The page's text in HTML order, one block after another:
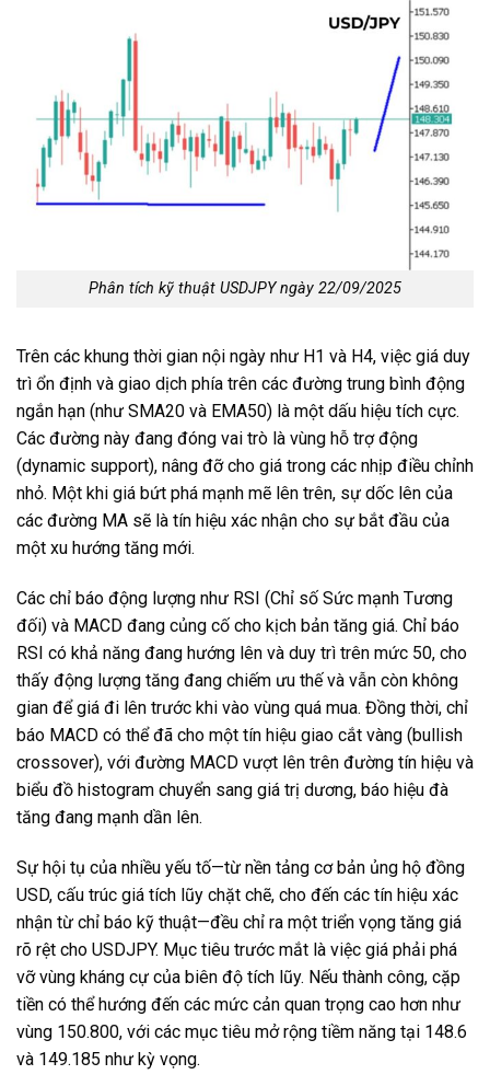
Phân tích kỹ thuật USDJPY ngày 22/09/2025
Trên các khung thời gian nội ngày như H1 và H4, việc giá duy
trì ổn định và giao dịch phía trên các đường trung bình động
ngắn hạn (như SMA20 và EMA50) là một dấu hiệu tích cực.
Các đường này đang đóng vai trò là vùng hỗ trợ động
(dynamic support), nâng đỡ cho giá trong các nhịp điều chỉnh
nhỏ. Một khi giá bứt phá mạnh mẽ lên trên, sự dốc lên của
các đường MA sẽ là tín hiệu xác nhận cho sự bắt đầu của
một xu hướng tăng mới.
Các chỉ báo động lượng như RSI (Chỉ số Sức mạnh Tương
đối) và MACD đang củng cố cho kịch bản tăng giá. Chỉ báo
RSI có khả năng đang hướng lên và duy trì trên mức 50, cho
thấy động lượng tăng đang chiếm ưu thế và vẫn còn không
gian để giá đi lên trước khi vào vùng quá mua. Đồng thời, chỉ
báo MACD có thể đã cho một tín hiệu giao cắt vàng (bullish
crossover), với đường MACD vượt lên trên đường tín hiệu và
biểu đồ histogram chuyển sang giá trị dương, báo hiệu đà
tăng đang mạnh dần lên.
Sự hội tụ của nhiều yếu tố—từ nền tảng cơ bản ủng hộ đồng
USD, cấu trúc giá tích lũy chặt chẽ, cho đến các tín hiệu xác
nhận từ chỉ báo kỹ thuật—đều chỉ ra một triển vọng tăng giá
rõ rệt cho USDJPY. Mục tiêu trước mắt là việc giá phải phá
vỡ vùng kháng cự của biên độ tích lũy. Nếu thành công, cặp
tiền có thể hướng đến các mức cản quan trọng cao hơn như
vùng 150.800, với các mục tiêu mở rộng tiềm năng tại 148.6
và 149.185 như kỳ vọng.